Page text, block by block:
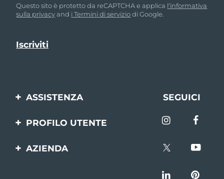
Questo sito è protetto da reCAPTCHA e applica l'informativa
sulla privacyand i Termini di serviziodi Google.
ASSISTENZA
Contattaci
SEGUICI
PROFILO UTENTE
prodotto
AZIENDA